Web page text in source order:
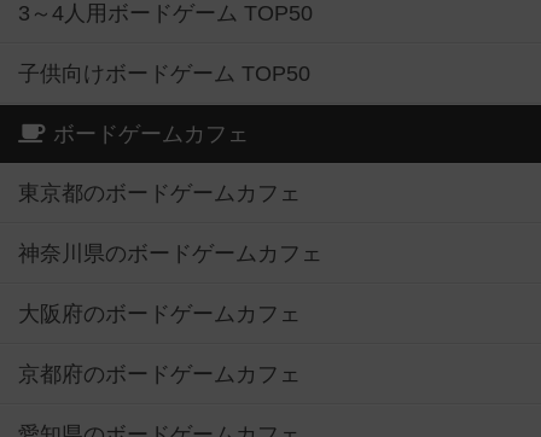
3～4人用ボードゲーム TOP50
子供向けボードゲーム TOP50
ボードゲームカフェ
東京都のボードゲームカフェ
神奈川県のボードゲームカフェ
大阪府のボードゲームカフェ
京都府のボードゲームカフェ